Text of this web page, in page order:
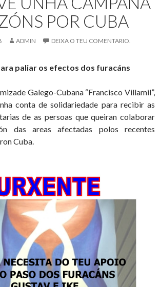
POR CUBA
ADMIN DEIXA O TEU COMENTARIO.
paliar os efectos dos furacáns
Galego-Cubana “Francisco Villamil”,
conta de solidariedade para recibir as
de as persoas que queiran colaborar
das areas afectadas polos recentes
Cuba.